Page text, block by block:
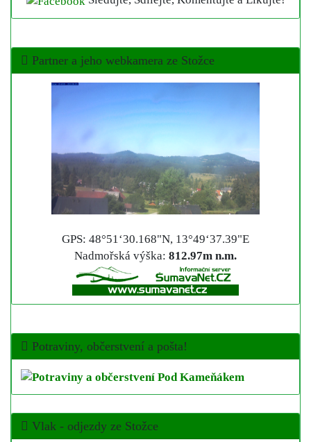
Partner a jeho webkamera ze Stožce
GPS: 48°51‘30.168"N, 13°49‘37.39"E
Nadmořská výška: 812.97m n.m.
Potraviny, občerstvení a pošta!
Vlak - odjezdy ze Stožce